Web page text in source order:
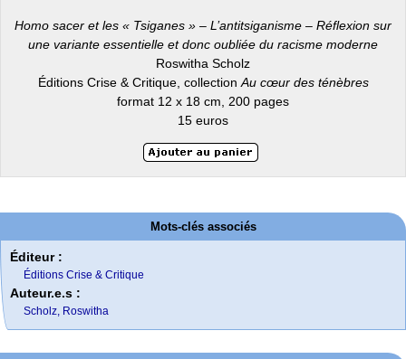
Homo sacer et les « Tsiganes » – L’antitsiganisme – Réflexion sur
une variante essentielle et donc oubliée du racisme moderne
Roswitha Scholz
Éditions Crise & Critique, collection Au cœur des ténèbres
format 12 x 18 cm, 200 pages
15 euros
Mots-clés associés
Éditeur :
Éditions Crise & Critique
Auteur.e.s :
Scholz, Roswitha